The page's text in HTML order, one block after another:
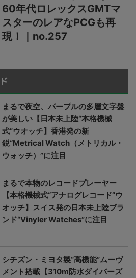
60年代ロレックスGMTマ
スターのレアなPCGも再
現！｜no.257
まるで夜空、パープルの多層文字盤
が美しい【日本未上陸“本格機械
式”ウオッチ】香港発の新
鋭“Metrical Watch（メトリカル・
ウォッチ）”に注目
まるで本物のレコードプレーヤー
【本格機械式“アナログレコード”ウ
オッチ】スイス発の日本未上陸ブラ
ンド“Vinyler Watches”に注目
シチズン・ミヨタ製“高機能”ムーヴ
メント搭載【310m防水ダイバーズ